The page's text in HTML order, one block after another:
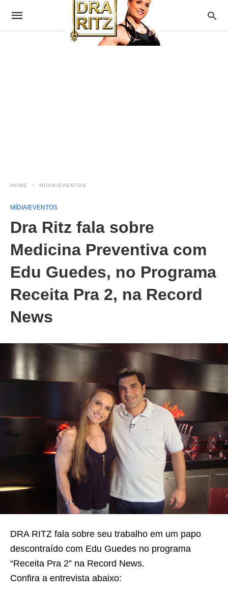
HOME MÍDIA/EVENTOS
MÍDIA/EVENTOS
Dra Ritz fala sobre
Medicina Preventiva com
Edu Guedes, no Programa
Receita Pra 2, na Record
News
DRA RITZ fala sobre seu trabalho em um papo
descontraído com Edu Guedes no programa
“Receita Pra 2” na Record News.
Confira a entrevista abaixo: